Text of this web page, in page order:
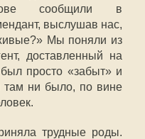
сообщили в
выслушав нас,
Мы поняли из
доставленный на
просто «забыт» и
ни было, по вине
трудные роды.